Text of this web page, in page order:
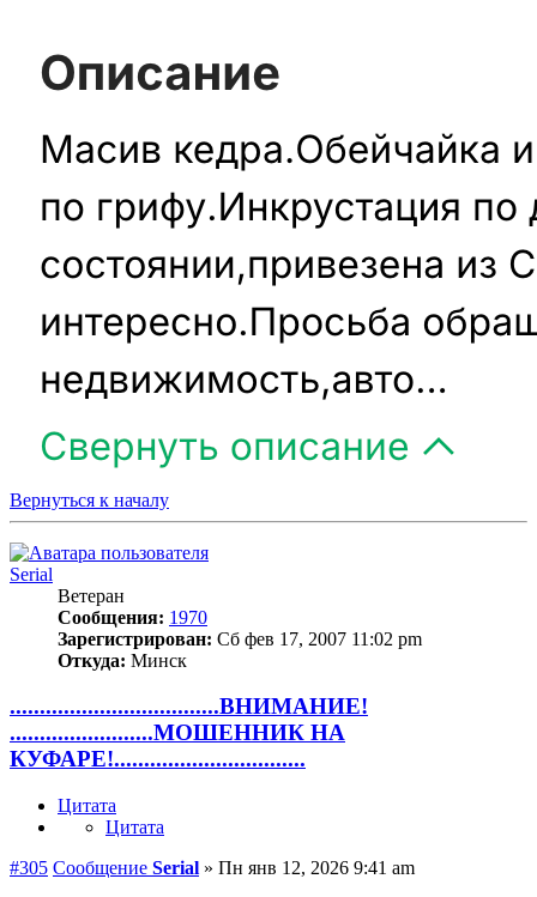
Вернуться к началу
Serial
Ветеран
Сообщения: 1970
Зарегистрирован: Сб фев 17, 2007 11:02 pm
Откуда: Минск
...................................ВНИМАНИЕ!
........................МОШЕННИК НА
КУФАРЕ!................................
Цитата
Цитата
#305 Сообщение Serial » Пн янв 12, 2026 9:41 am